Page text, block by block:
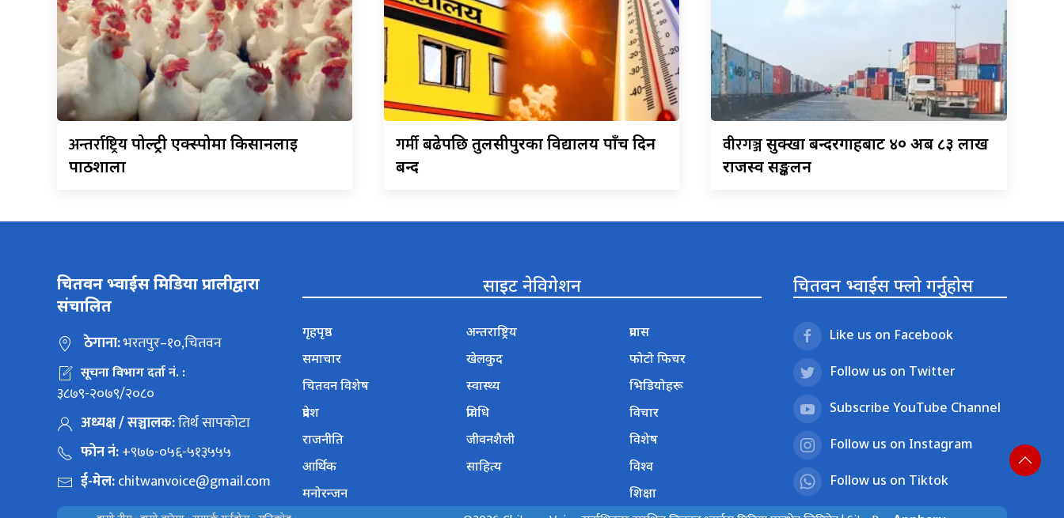
अन्तर्राष्ट्रियपोल्ट्री एक्स्पोमा किसानलाई
पाठशाला
गर्मीबढेपछि तुलसीपुरका विद्यालय पाँच दिन
बन्द
वीरगञ्जसुक्खा बन्दरगाहबाट ४० अर्ब ८३ लाख
राजस्व सङ्कलन
चितवन भ्वाईस मिडिया प्रालीद्वारा
संचालित
ठेगाना:भरतपुर–१०,चितवन
सूचना विभाग दर्ता नं. :
३८७९-२०७९/२०८०
अध्यक्ष / सञ्चालक:तिर्थ सापकोटा
फोन नं:+९७७-०५६-५१३५५५
ई-मेल:chitwanvoice@gmail.com
साइट नेविगेशन
गृहपृष्ठ
समाचार
चितवन विशेष
प्रदेश
राजनीति
आर्थिक
मनोरन्जन
अन्तराष्ट्रिय
खेलकुद
स्वास्थ्य
प्रविधि
जीवनशैली
साहित्य
प्रवास
फोटो फिचर
भिडियोहरू
विचार
विशेष
विश्व
शिक्षा
चितवन भ्वाईस फ्लो गर्नुहोस
Like us on Facebook
Follow us on Twitter
Subscribe YouTube Channel
Follow us on Instagram
Follow us on Tiktok